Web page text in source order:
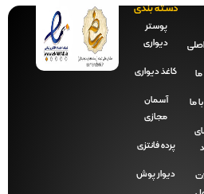
دسته بندی
کاغذ دیواری
آسمان
پرده فانتزی
دیوار پوش